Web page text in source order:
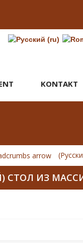
KONTAKT
СТОЛ ИЗ